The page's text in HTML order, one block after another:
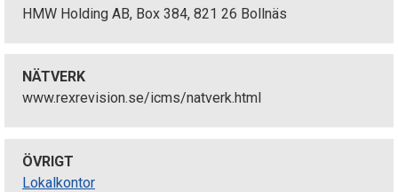
HMW Holding AB, Box 384, 821 26 Bollnäs
NÄTVERK
www.rexrevision.se/icms/natverk.html
ÖVRIGT
Lokalkontor